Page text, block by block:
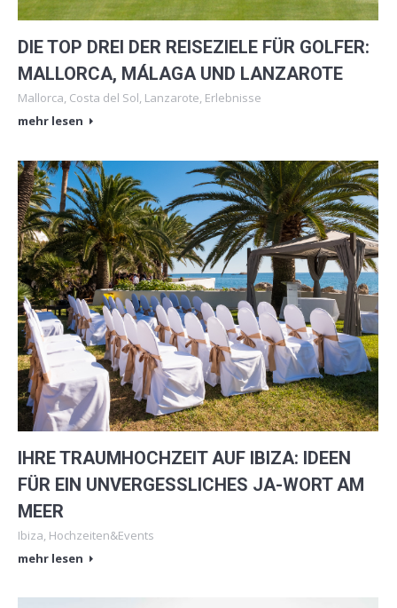
DIE TOP DREI DER REISEZIELE FÜR GOLFER:
MALLORCA, MÁLAGA UND LANZAROTE
Mallorca, Costa del Sol, Lanzarote, Erlebnisse
mehr lesen
IHRE TRAUMHOCHZEIT AUF IBIZA: IDEEN
FÜR EIN UNVERGESSLICHES JA-WORT AM
MEER
Ibiza, Hochzeiten&Events
mehr lesen